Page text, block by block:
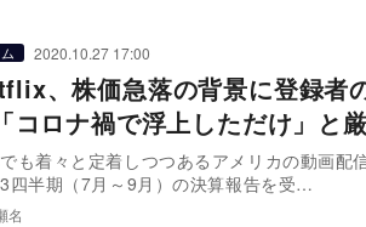
2020.10.27 17:00
、株価急落の背景に登録者
コロナ禍で浮上しただけ」と
も着々と定着しつつあるアメリカの動画配
四半期（7月～9月）の決算報告を受…
名